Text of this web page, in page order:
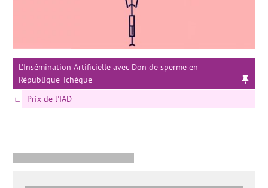
L'Insémination Artificielle avec Don de sperme en
République Tchèque
Prix de l'IAD